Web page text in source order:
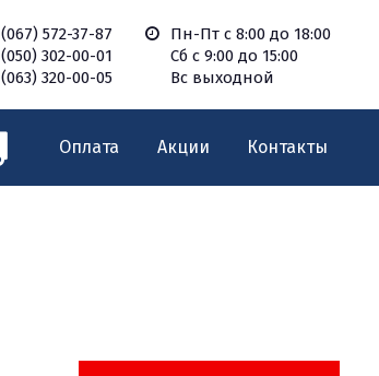
Пн-Пт с 8:00 до 18:00
Сб с 9:00 до 15:00
Вс выходной
(067) 572-37-87
(050) 302-00-01
(063) 320-00-05
Контакты
Оплата Акции